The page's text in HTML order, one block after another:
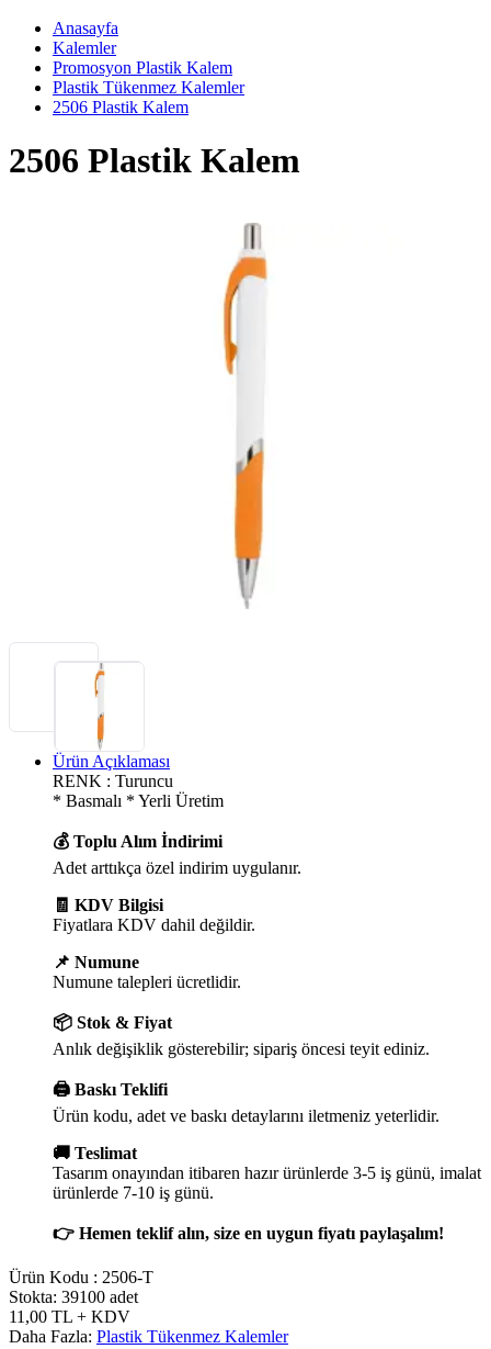
Anasayfa
Kalemler
Promosyon Plastik Kalem
Plastik Tükenmez Kalemler
2506 Plastik Kalem
2506 Plastik Kalem
Ürün Açıklaması
RENK : Turuncu
* Basmalı * Yerli Üretim
💰 Toplu Alım İndirimi
Adet arttıkça özel indirim uygulanır.
🧾 KDV Bilgisi
Fiyatlara KDV dahil değildir.
📌 Numune
Numune talepleri ücretlidir.
📦 Stok & Fiyat
Anlık değişiklik gösterebilir; sipariş öncesi teyit ediniz.
🖨️ Baskı Teklifi
Ürün kodu, adet ve baskı detaylarını iletmeniz yeterlidir.
🚚 Teslimat
Tasarım onayından itibaren hazır ürünlerde 3-5 iş günü, imalat
ürünlerde 7-10 iş günü.
👉 Hemen teklif alın, size en uygun fiyatı paylaşalım!
Ürün Kodu : 2506-T
Stokta: 39100 adet
11,00 TL + KDV
Daha Fazla: Plastik Tükenmez Kalemler